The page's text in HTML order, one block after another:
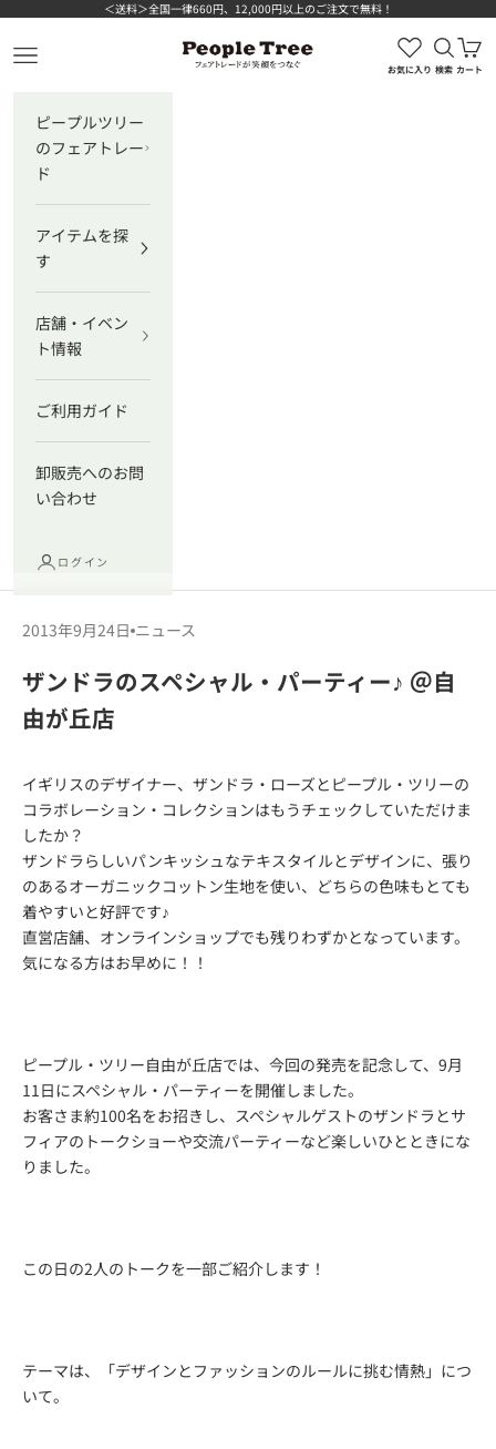
コンテンツへスキップ＜送料＞全国一律660円、12,000円以上のご注文で無料！
ピープルツリー公式オンラインショップ
メニューを開く
お気に入り
検索を
検索
カ
カート
ピープルツリー
のフェアトレー
ド
アイテムを探
す
店舗・イベン
ト情報
ご利用ガイド
卸販売へのお問
い合わせ
ログイン
2013年9月24日 ニュース
ザンドラのスペシャル・パーティー♪ ＠自
由が丘店
イギリスのデザイナー、 ザンドラ・ローズとピープル・ツリーの
コラボレーション・コレクションはもうチェックしていただけま
したか？
ザンドラらしいパンキッシュなテキスタイルとデザインに、張り
のあるオーガニックコットン生地を使い、どちらの色味もとても
着やすいと好評です♪
直営店舗、オンラインショップでも残りわずかとなっています。
気になる方はお早めに！！
ピープル・ツリー自由が丘店では、今回の発売を記念して、9月
11日にスペシャル・パーティーを開催しました。
お客さま約100名をお招きし、スペシャルゲストのザンドラとサ
フィアのトークショーや交流パーティーなど楽しいひとときにな
りました。
この日の2人のトークを一部ご紹介します！
テーマは、「デザインとファッションのルールに挑む情熱」につ
いて。